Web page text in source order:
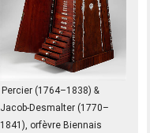
Percier (1764–1838) &
Jacob-Desmalter (1770–
1841), orfèvre Biennais